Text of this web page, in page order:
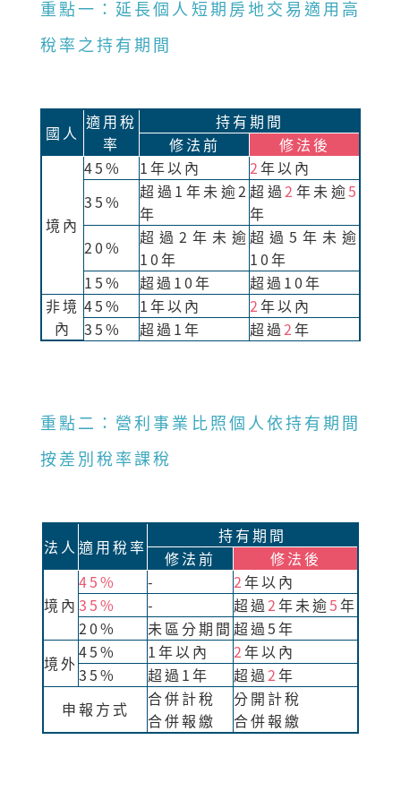
重點一：延長個人短期房地交易適用高
稅率之持有期間
國人
適用稅
率
持有期間
修法前
修法後
境內
45% 1年以內 2年以內
35%
超過1年未逾2
年
超過2 年未逾5
年
20%
超過2年未逾
10年
超過5年未逾
10年
15%
超過10年
超過10年
非境
內
45% 1年以內 2年以內
35%
超過1年 超過2年
重點二：營利事業比照個人依持有期間
按差別稅率課稅
法人 適用稅率
持有期間
修法前
修法後
境內
45% - 2年以內
35%
- 超過2年未逾5年
20%
未區分期間 超過5年
境外
45% 1年以內 2年以內
35%
超過1年 超過2年
申報方式
合併計稅
合併報繳
分開計稅
合併報繳